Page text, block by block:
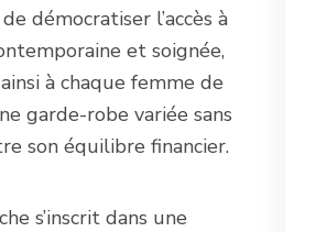
démocratiser l’accès à
et soignée,
à chaque femme de
garde-robe variée sans
son équilibre financier.
s’inscrit dans une